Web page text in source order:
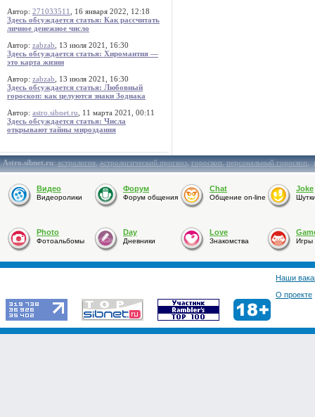
Автор: 271033511
, 16 января 2022, 12:18
Здесь обсуждается статья: Как рассчитать
личное денежное число
Автор: zabzab , 13 июля 2021, 16:30
Здесь обсуждается статья: Хиромантия —
это карта жизни
Автор: zabzab , 13 июля 2021, 16:30
Здесь обсуждается статья: Любовный
гороскоп: как целуются знаки Зодиака
Автор: astro.sibnet.ru , 11 марта 2021, 00:11
Здесь обсуждается статья: Числа
открывают тайны мироздания
Astro.sibnet.ru:астрология,астрологический прогноз,гороскоп,персональный гороскоп,
Видео
Видеоролики
Форум
Форум общения
Chat
Общение on-line
Joke
Photo
Фотоальбомы
Day
Дневники
Love
Знакомства Игры
Наши
О проекте